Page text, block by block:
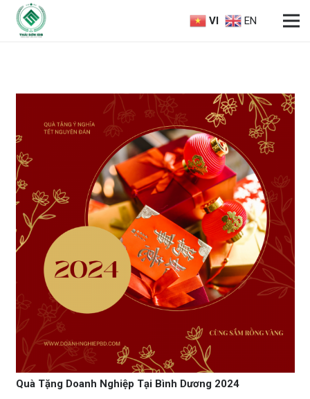
VI EN
Quà Tặng Doanh Nghiệp Tại Bình Dương 2024